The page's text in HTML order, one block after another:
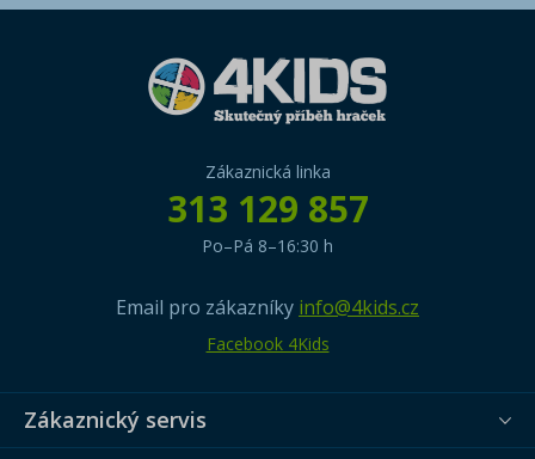
Zákaznická linka
313 129 857
Po–Pá 8–16:30 h
Email pro zákazníky info@4kids.cz
Facebook 4Kids
Zákaznický servis